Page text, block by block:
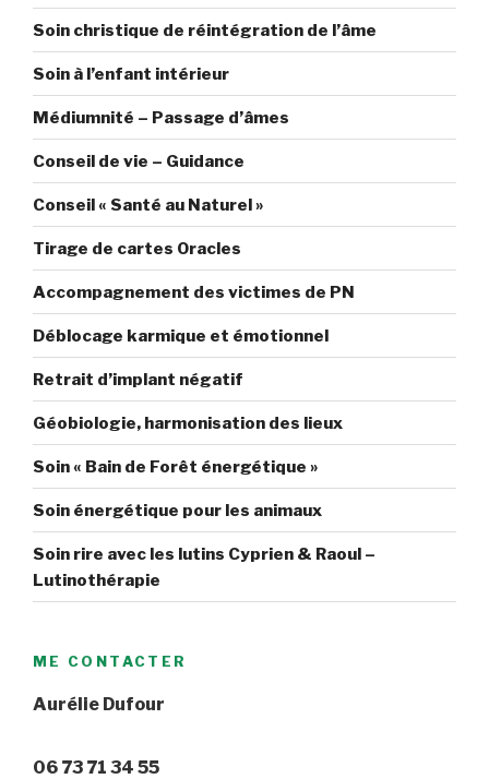
Soin christique de réintégration de l’âme
Soin à l’enfant intérieur
Médiumnité – Passage d’âmes
Conseil de vie – Guidance
Conseil « Santé au Naturel »
Tirage de cartes Oracles
Accompagnement des victimes de PN
Déblocage karmique et émotionnel
Retrait d’implant négatif
Géobiologie, harmonisation des lieux
Soin « Bain de Forêt énergétique »
Soin énergétique pour les animaux
Soin rire avec les lutins Cyprien & Raoul –
Lutinothérapie
ME CONTACTER
Aurélie Dufour
06 73 71 34 55